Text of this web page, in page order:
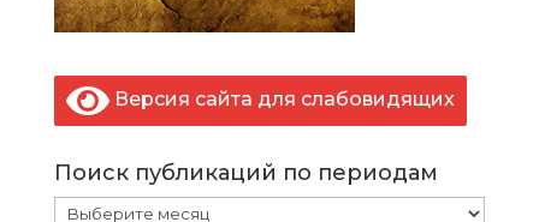
Версия сайта для слабовидящих
Поиск публикаций по периодам
Поиск